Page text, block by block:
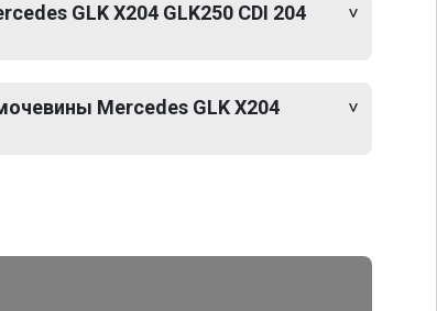
GLK X204 GLK250 CDI 204
Mercedes GLK X204